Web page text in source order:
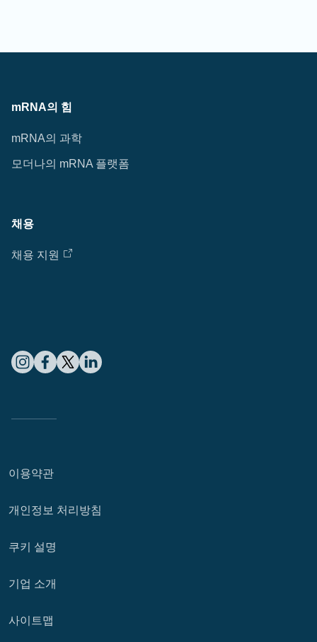
mRNA의 힘
mRNA의 과학
모더나의 mRNA 플랫폼
채용
채용 지원
이용약관
개인정보 처리방침
쿠키 설명
기업 소개
사이트맵